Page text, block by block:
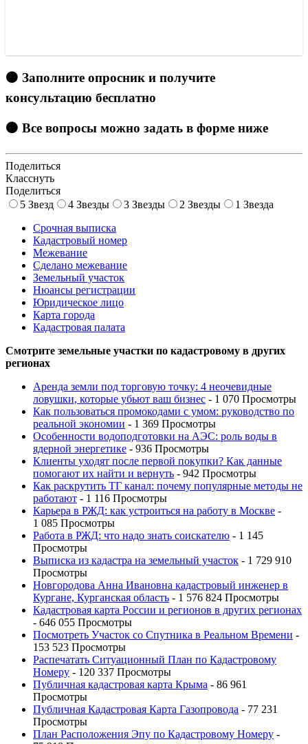
🟠 Заполните опросник и получите
консультацию бесплатно
🟠 Все вопросы можно задать в форме ниже
Поделиться
Класснуть
Поделиться
5 Звезд
4 Звезды 3 Звезды 2 Звезды
1 Звезда
Срочная выписка
Кадастровый номер
Межевание
Сделано межевание
Земельный участок
Нюансы регистрации
Юридическое лицо
Карта города
Кадастровая палата
Смотрите земельные участки по кадастровому в других
регионах
Аренда земли под торговую точку: 4 неочевидные
ловушки, которые убьют ваш бизнес - 1 070 Просмотры
Как пользоваться промокодами с умом: руководство по
реальной экономии - 1 369 Просмотры
Особенности водоподготовки на АЭС: роль воды в
ядерной энергетике - 936 Просмотры
Клиенты уходят после первой покупки? Как данные
помогают их найти и вернуть - 942 Просмотры
Как раскрутить ТГ канал: почему популярные методы не
работают - 1 116 Просмотры
Карьера в РЖД: как устроиться на работу в Москве -
1 085 Просмотры
Работа в РЖД: что надо знать соискателю - 1 145
Просмотры
Выписка из кадастра на земельный участок - 1 729 910
Просмотры
Новгородова Анна Ивановна кадастровый инженер в
Кургане, Курганская область - 1 576 824 Просмотры
Кадастровая карта России и регионов в других регионах
- 646 055 Просмотры
Посмотреть Участок со Спутника в Реальном Времени -
153 523 Просмотры
Распечатать Ситуационный План по Кадастровому
Номеру - 120 337 Просмотры
Публичная кадастровая карта Крыма - 86 961
Просмотры
Публичная Кадастровая Карта Газопровода - 77 231
Просмотры
План Расположения Эпу по Кадастровому Номеру -